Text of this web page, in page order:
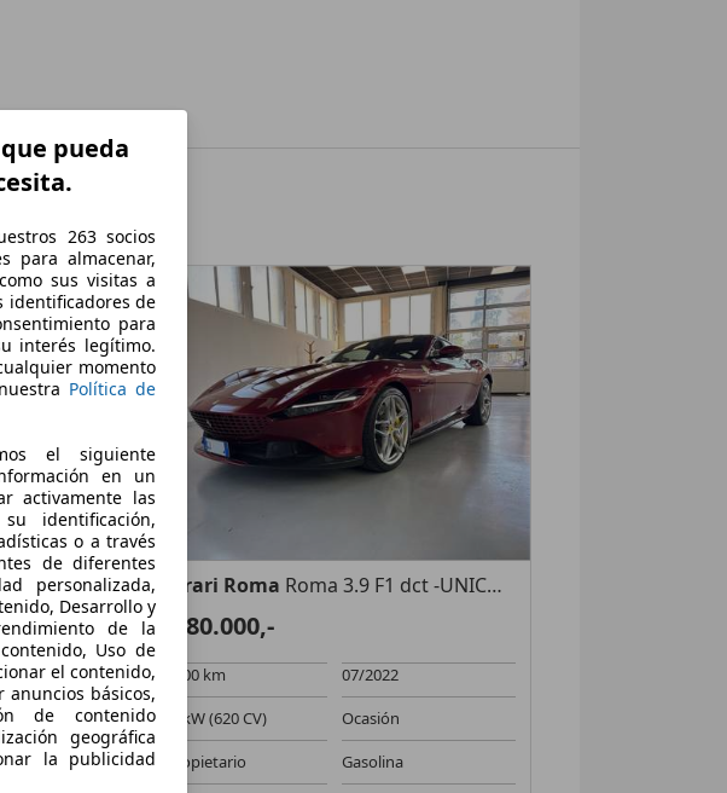
- V8 COUNTY Ferrari Roma Roma 3.9 F1 dct -UNICO PROPRIETARIO -Rosso Fiorano
€ 180.000,-
27.000 km
07/2022
456 kW (620 CV)
Ocasión
1 Propietario
Gasolina
pueda
263 socios
para almacenar,
sus visitas a
identificadores de
para
interés legítimo.
momento
Política de
el siguiente
en un
activamente las
identificación,
o a través
de diferentes
personalizada,
Desarrollo y
de la
Uso de
el contenido,
anuncios básicos,
de contenido
geográfica
la publicidad